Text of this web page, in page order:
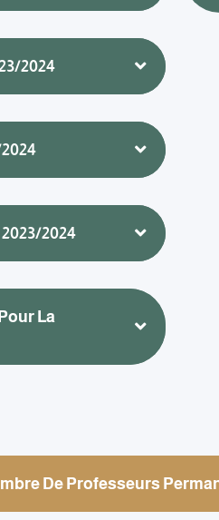
2024
2024
La
De Professeurs